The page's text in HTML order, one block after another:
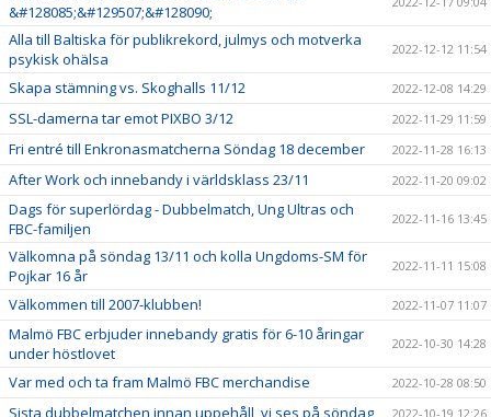
&#128085;&#129507;&#128090;
Alla till Baltiska för publikrekord, julmys och motverka
psykisk ohälsa
2022-12-12 11:54
Skapa stämning vs. Skoghalls 11/12 2022-12-08 14:29
SSL-damerna tar emot PIXBO 3/12 2022-11-29 11:59
Fri entré till Enkronasmatcherna Söndag 18 december 2022-11-28 16:13
After Work och innebandy i världsklass 23/11 2022-11-20 09:02
Dags för superlördag - Dubbelmatch, Ung Ultras och
FBC-familjen
2022-11-16 13:45
Välkomna på söndag 13/11 och kolla Ungdoms-SM för
Pojkar 16 år
2022-11-11 15:08
Välkommen till 2007-klubben! 2022-11-07 11:07
Malmö FBC erbjuder innebandy gratis för 6-10 åringar
under höstlovet
2022-10-30 14:28
Var med och ta fram Malmö FBC merchandise 2022-10-28 08:50
Sista dubbelmatchen innan uppehåll, vi ses på söndag 2022-10-19 12:26